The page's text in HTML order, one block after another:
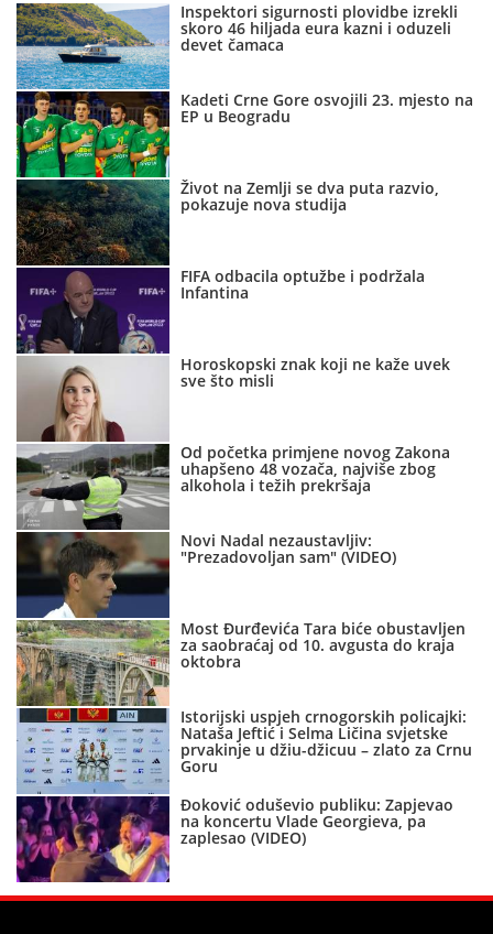
Inspektori sigurnosti plovidbe izrekli
skoro 46 hiljada eura kazni i oduzeli
devet čamaca
Kadeti Crne Gore osvojili 23. mjesto na
EP u Beogradu
Život na Zemlji se dva puta razvio,
pokazuje nova studija
FIFA odbacila optužbe i podržala
Infantina
Horoskopski znak koji ne kaže uvek
sve što misli
Od početka primjene novog Zakona
uhapšeno 48 vozača, najviše zbog
alkohola i težih prekršaja
Novi Nadal nezaustavljiv:
"Prezadovoljan sam" (VIDEO)
Most Đurđevića Tara biće obustavljen
za saobraćaj od 10. avgusta do kraja
oktobra
Istorijski uspjeh crnogorskih policajki:
Nataša Jeftić i Selma Ličina svjetske
prvakinje u džiu-džicuu – zlato za Crnu
Goru
Đoković oduševio publiku: Zapjevao
na koncertu Vlade Georgieva, pa
zaplesao (VIDEO)